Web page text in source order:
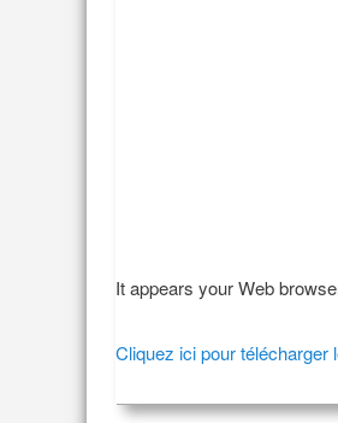
It appears your Web
Cliquez ici pour télécharger